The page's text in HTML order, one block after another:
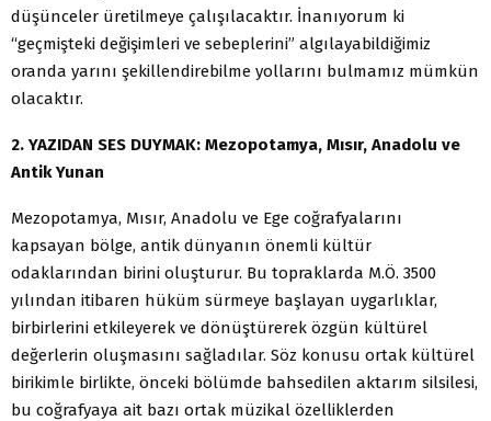
düşünceler üretilmeye çalışılacaktır. İnanıyorum ki
“geçmişteki değişimleri ve sebeplerini” algılayabildiğimiz
oranda yarını şekillendirebilme yollarını bulmamız mümkün
olacaktır.
2. YAZIDAN SES DUYMAK: Mezopotamya, Mısır, Anadolu ve
Antik Yunan
Mezopotamya, Mısır, Anadolu ve Ege coğrafyalarını
kapsayan bölge, antik dünyanın önemli kültür
odaklarından birini oluşturur. Bu topraklarda M.Ö. 3500
yılından itibaren hüküm sürmeye başlayan uygarlıklar,
birbirlerini etkileyerek ve dönüştürerek özgün kültürel
değerlerin oluşmasını sağladılar. Söz konusu ortak kültürel
birikimle birlikte, önceki bölümde bahsedilen aktarım silsilesi,
bu coğrafyaya ait bazı ortak müzikal özelliklerden